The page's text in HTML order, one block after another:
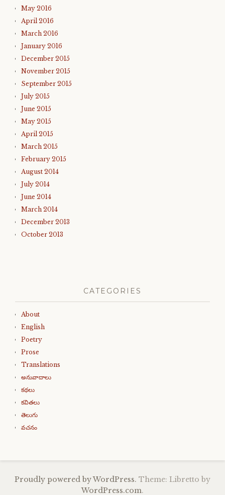
May 2016
April 2016
March 2016
January 2016
December 2015
November 2015
September 2015
July 2015
June 2015
May 2015
April 2015
March 2015
February 2015
August 2014
July 2014
June 2014
March 2014
December 2013
October 2013
CATEGORIES
About
English
Poetry
Prose
Translations
అనువాదాలు
కథలు
కవితలు
తెలుగు
వచనం
Proudly powered by WordPress. Theme: Libretto by
WordPress.com.